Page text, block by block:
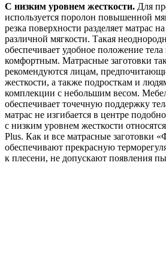
С низким уровнем жесткости. Для
используется поролон повышенной
резка поверхности разделяет матрас
различной мягкости. Такая
обеспечивает удобное положение тела
комфортным. Матрасные заготовки
рекомендуются лицам,
жесткости, а также подросткам и
комплекции с небольшим весом.
обеспечивает точечную поддержку
матрас не изгибается в центре
с низким уровнем жесткости
Plus. Как и все матрасные заготовки
обеспечивают прекрасную
к плесени, не допускают появления